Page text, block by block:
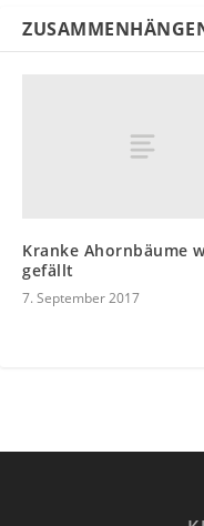
Kranke Ahornbäume
gefällt
7. September 2017